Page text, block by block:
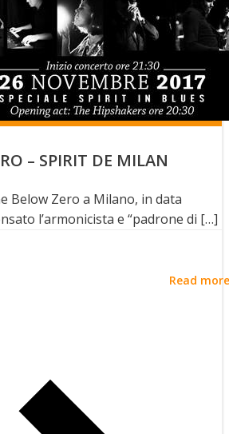
– SPIRIT DE MILAN
Below Zero a Milano, in data
l’armonicista e “padrone di […]
Read more